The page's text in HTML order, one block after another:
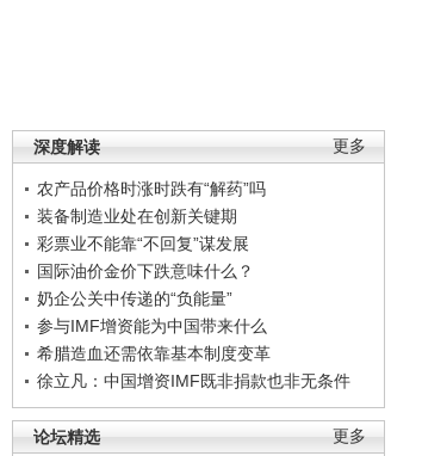
更多
深度解读
农产品价格时涨时跌有“解药”吗
装备制造业处在创新关键期
彩票业不能靠“不回复”谋发展
国际油价金价下跌意味什么？
奶企公关中传递的“负能量”
参与IMF增资能为中国带来什么
希腊造血还需依靠基本制度变革
徐立凡：中国增资IMF既非捐款也非无条件
更多
论坛精选